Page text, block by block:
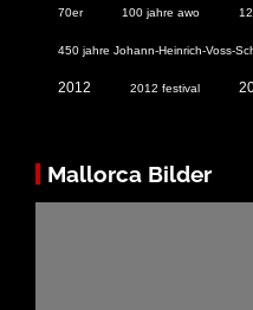
70er 100 jahre awo
450 jahre Johann-Heinrich-Voss-
2012 2012 festival
Mallorca Bilder